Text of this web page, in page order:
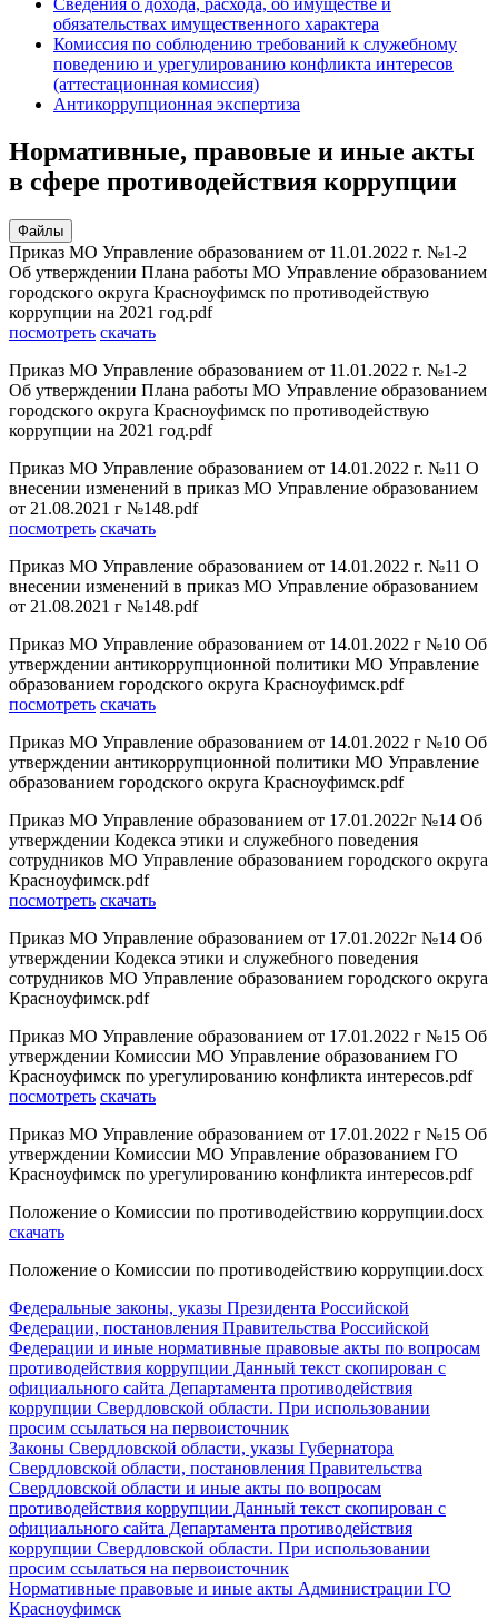
обязательствах имущественного характера
Комиссия по соблюдению требований к служебному
поведению и урегулированию конфликта интересов
(аттестационная комиссия)
Антикоррупционная экспертиза
Нормативные, правовые и иные акты
в сфере противодействия коррупции
Файлы
Приказ МО Управление образованием от 11.01.2022 г. №1-2
Об утверждении Плана работы МО Управление образованием
городского округа Красноуфимск по противодействую
коррупции на 2021 год.pdf
посмотреть скачать
Приказ МО Управление образованием от 11.01.2022 г. №1-2
Об утверждении Плана работы МО Управление образованием
городского округа Красноуфимск по противодействую
коррупции на 2021 год.pdf
Приказ МО Управление образованием от 14.01.2022 г. №11 О
внесении изменений в приказ МО Управление образованием
от 21.08.2021 г №148.pdf
посмотреть скачать
Приказ МО Управление образованием от 14.01.2022 г. №11 О
внесении изменений в приказ МО Управление образованием
от 21.08.2021 г №148.pdf
Приказ МО Управление образованием от 14.01.2022 г №10 Об
утверждении антикоррупционной политики МО Управление
образованием городского округа Красноуфимск.pdf
посмотреть скачать
Приказ МО Управление образованием от 14.01.2022 г №10 Об
утверждении антикоррупционной политики МО Управление
образованием городского округа Красноуфимск.pdf
Приказ МО Управление образованием от 17.01.2022г №14 Об
утверждении Кодекса этики и служебного поведения
сотрудников МО Управление образованием городского округа
Красноуфимск.pdf
посмотреть скачать
Приказ МО Управление образованием от 17.01.2022г №14 Об
утверждении Кодекса этики и служебного поведения
сотрудников МО Управление образованием городского округа
Красноуфимск.pdf
Приказ МО Управление образованием от 17.01.2022 г №15 Об
утверждении Комиссии МО Управление образованием ГО
Красноуфимск по урегулированию конфликта интересов.pdf
посмотреть скачать
Приказ МО Управление образованием от 17.01.2022 г №15 Об
утверждении Комиссии МО Управление образованием ГО
Красноуфимск по урегулированию конфликта интересов.pdf
Положение о Комиссии по противодействию коррупции.docx
скачать
Положение о Комиссии по противодействию коррупции.docx
Федеральные законы, указы Президента Российской
Федерации, постановления Правительства Российской
Федерации и иные нормативные правовые акты по вопросам
противодействия коррупции Данный текст скопирован с
официального сайта Департамента противодействия
коррупции Свердловской области. При использовании
просим ссылаться на первоисточник
Законы Свердловской области, указы Губернатора
Свердловской области, постановления Правительства
Свердловской области и иные акты по вопросам
противодействия коррупции Данный текст скопирован с
официального сайта Департамента противодействия
коррупции Свердловской области. При использовании
просим ссылаться на первоисточник
Нормативные правовые и иные акты Администрации ГО
Красноуфимск